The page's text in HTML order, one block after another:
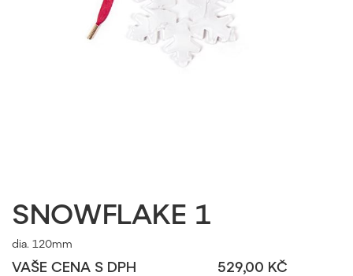
SNOWFLAKE 1
dia. 120mm
VAŠE CENA S DPH
529,00 KČ